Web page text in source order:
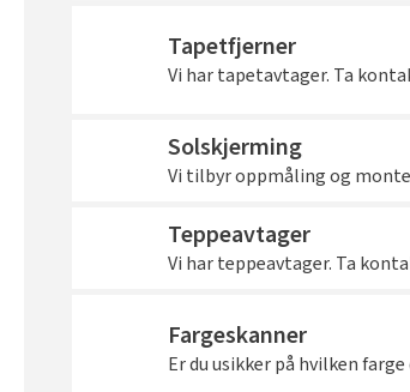
Tapetfjerner
Vi har tapetavtager. Ta
Solskjerming
Vi tilbyr oppmåling og
Teppeavtager
Vi har teppeavtager. Ta
Fargeskanner
Er du usikker på hvilken